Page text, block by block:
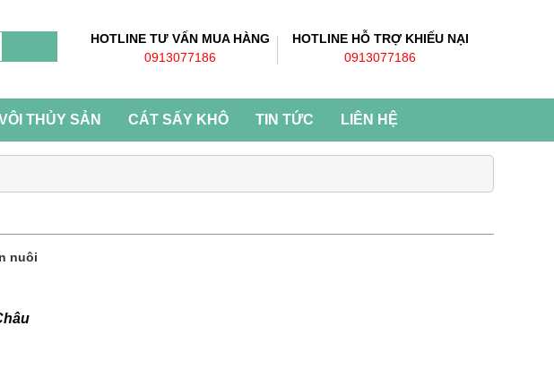
HOTLINE TƯ VẤN MUA HÀNG
0913077186
HOTLINE HỖ TRỢ KHIẾU NẠI
0913077186
THỦY SẢN CÁT SẤY KHÔ TIN TỨC LIÊN HỆ
nuôi